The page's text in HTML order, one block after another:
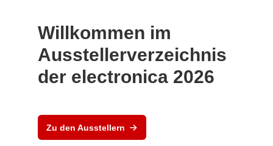
Willkommen im
Ausstellerverzeichnis
der electronica 2026
Zu den Ausstellern